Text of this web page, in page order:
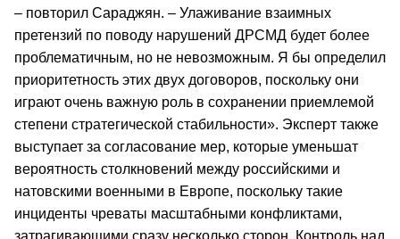
– повторил Сараджян. – Улаживание взаимных
претензий по поводу нарушений ДРСМД будет более
проблематичным, но не невозможным. Я бы определил
приоритетность этих двух договоров, поскольку они
играют очень важную роль в сохранении приемлемой
степени стратегической стабильности». Эксперт также
выступает за согласование мер, которые уменьшат
вероятность столкновений между российскими и
натовскими военными в Европе, поскольку такие
инциденты чреваты масштабными конфликтами,
затрагивающими сразу несколько сторон. Контроль над